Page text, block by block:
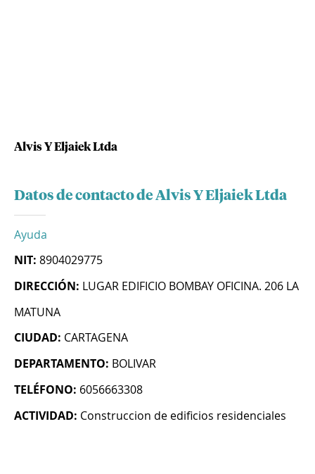
Alvis Y Eljaiek Ltda
Datos de contacto de Alvis Y Eljaiek Ltda
Ayuda
NIT: 8904029775
DIRECCIÓN: LUGAR EDIFICIO BOMBAY OFICINA. 206 LA
MATUNA
CIUDAD: CARTAGENA
DEPARTAMENTO: BOLIVAR
TELÉFONO: 6056663308
ACTIVIDAD: Construccion de edificios residenciales